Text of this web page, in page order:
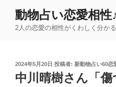
動物占い恋愛相性
2人の恋愛の相性がくわしく分かる
投
日:
2024年5月20日 投稿者: 新動物占い60恋
中川晴樹さん「